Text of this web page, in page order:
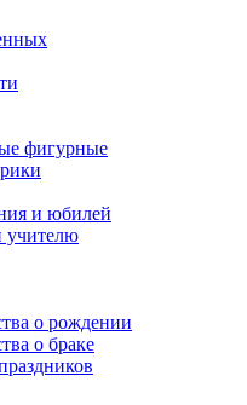
фигурные
и юбилей
учителю
о рождении
о браке